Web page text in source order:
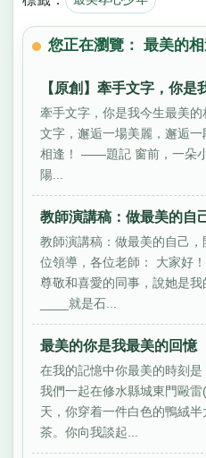
您正在瀏覽： 最美的
【原創】牽手文字，你是
牽手文字，你是我今生最美
文字，邂逅一場美麗，邂逅
相逢！ ——題記 窗前，一朵
陽...
教師演講稿：做最美的自
教師演講稿：做最美的自己
位領導，各位老師： 大家好
尊敬和喜愛的同事，說她是
____就是石...
最美的你是我最美的回憶
在我的記憶中你最美的時刻是
我們一起在修水縣城東門毆
天，你穿着一件白色的鴨絨
茶。你向我談起...